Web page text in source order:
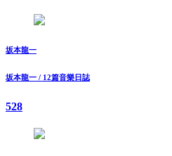
坂本龍一
坂本龍一 / 12篇音樂日誌
528